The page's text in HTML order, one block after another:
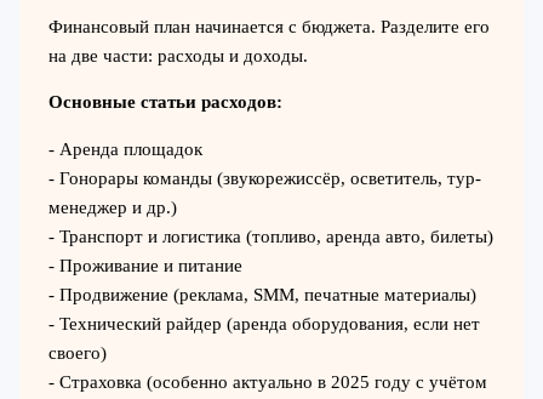
Финансовый план начинается с бюджета. Разделите его
на две части: расходы и доходы.
Основные статьи расходов:
- Аренда площадок
- Гонорары команды (звукорежиссёр, осветитель, тур-
менеджер и др.)
- Транспорт и логистика (топливо, аренда авто, билеты)
- Проживание и питание
- Продвижение (реклама, SMM, печатные материалы)
- Технический райдер (аренда оборудования, если нет
своего)
- Страховка (особенно актуально в 2025 году с учётом